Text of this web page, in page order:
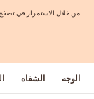
من خلال الاستمرار في
الوجه الشفاه